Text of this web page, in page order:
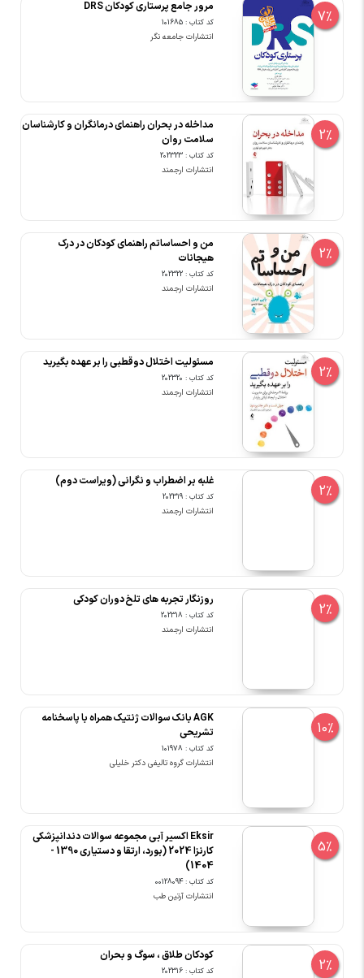
7%
مرور جامع پرستاری کودکان DRS
کد کتاب : 101685
انتشارات جامعه نگر
2%
مداخله در بحران راهنمای درمانگران و کارشناسان
سلامت روان
کد کتاب : 202323
انتشارات ارجمند
2%
من و احساساتم راهنمای کودکان در درک
هیجانات
کد کتاب : 202322
انتشارات ارجمند
2%
مسئولیت اختلال دوقطبی را بر عهده بگیرید
کد کتاب : 202320
انتشارات ارجمند
2%
غلبه بر اضطراب و نگرانی (ویراست دوم)
کد کتاب : 202319
انتشارات ارجمند
2%
روزنگار تجربه های تلخ دوران کودکی
کد کتاب : 202318
انتشارات ارجمند
10%
AGK بانک سوالات ژنتیک همراه با پاسخنامه
تشریحی
کد کتاب : 101978
انتشارات گروه تالیفی دکتر خلیلی
5%
Eksir اکسیر آبی مجموعه سوالات دندانپزشکی
کارنزا 2024 (بورد، ارتقا و دستیاری 1390 -
1404)
کد کتاب : 00128094
انتشارات آرتین طب
2%
کودکان طلاق ، سوگ و بحران
کد کتاب : 202316